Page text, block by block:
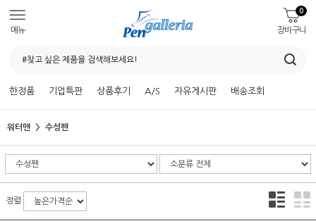
메뉴 장바구니
0
한정품 기업특판 상품후기 A/S 자유게시판 배송조회
워터맨 수성펜
정렬